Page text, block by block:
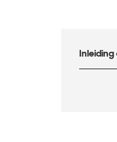
Inleiding